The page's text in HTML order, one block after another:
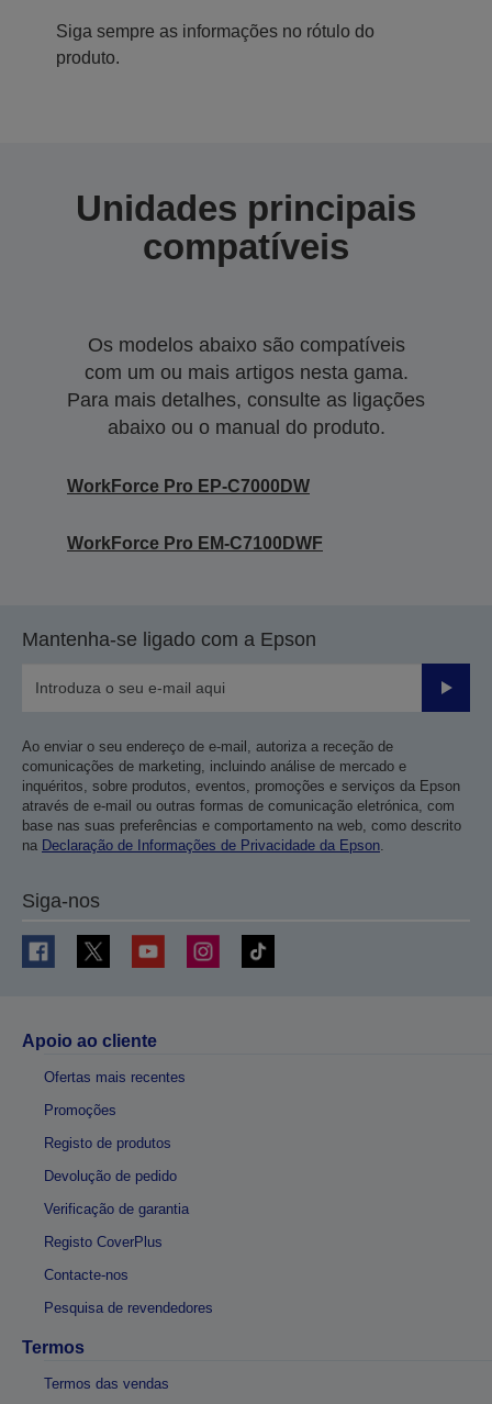
Siga sempre as informações no rótulo do
produto.
Unidades principais
compatíveis
Os modelos abaixo são compatíveis
com um ou mais artigos nesta gama.
Para mais detalhes, consulte as ligações
abaixo ou o manual do produto.
WorkForce Pro EP-C7000DW
WorkForce Pro EM-C7100DWF
Mantenha-se ligado com a Epson
Enviar
Ao enviar o seu endereço de e-mail, autoriza a receção de
comunicações de marketing, incluindo análise de mercado e
inquéritos, sobre produtos, eventos, promoções e serviços da Epson
através de e-mail ou outras formas de comunicação eletrónica, com
base nas suas preferências e comportamento na web, como descrito
na Declaração de Informações de Privacidade da Epson
Siga-nos
Apoio ao cliente
Ofertas mais recentes
Promoções
Registo de produtos
Devolução de pedido
Verificação de garantia
Registo CoverPlus
Contacte-nos
Pesquisa de revendedores
Termos
Termos das vendas